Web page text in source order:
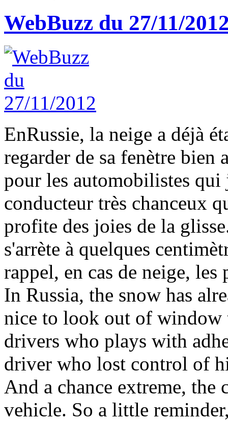
WebBuzz du 27/11/
EnRussie, la neige a déjà
regarder de sa fenètre bien
pour les automobilistes qui
conducteur très chanceux
profite des joies de la
s'arrète à quelques
rappel, en cas de neige, les
In Russia, the snow has
nice to look out of window
drivers who plays with
driver who lost control of
And a chance extreme, the
vehicle. So a little